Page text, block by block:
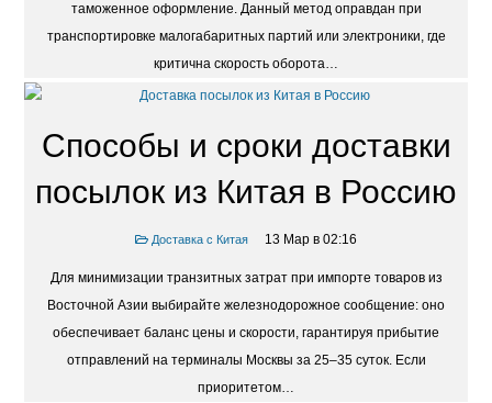
таможенное оформление. Данный метод оправдан при
транспортировке малогабаритных партий или электроники, где
критична скорость оборота…
Способы и сроки доставки
посылок из Китая в Россию
Доставка с Китая 13 Мар в 02:16
Для минимизации транзитных затрат при импорте товаров из
Восточной Азии выбирайте железнодорожное сообщение: оно
обеспечивает баланс цены и скорости, гарантируя прибытие
отправлений на терминалы Москвы за 25–35 суток. Если
приоритетом…